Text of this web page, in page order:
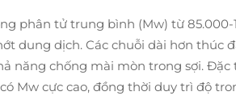
phân tử trung bình (Mw) từ 85.000-
dung dịch. Các chuỗi dài hơn thúc
năng chống mài mòn trong sợi.
Mw cực cao, đồng thời duy trì độ